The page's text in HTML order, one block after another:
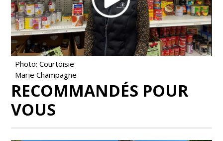
Photo: Courtoisie
Marie Champagne
RECOMMANDÉS POUR
VOUS